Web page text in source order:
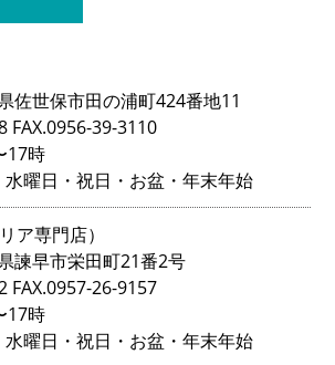
佐世保市田の浦町424番地11
FAX.0956-39-3110
17時
曜日・祝日・お盆・年末年始
ア専門店）
諫早市栄田町21番2号
FAX.0957-26-9157
17時
曜日・祝日・お盆・年末年始